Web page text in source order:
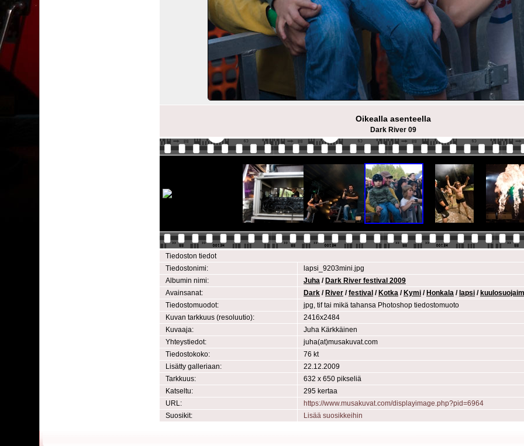
Oikealla asenteella
Dark River 09
Tiedoston tiedot
Tiedostonimi:
lapsi_9203mini.jpg
Albumin nimi:
Juha / Dark River festival 2009
Avainsanat:
Dark / River /festival / Kotka / Kymi / Honkala / lapsi /
Tiedostomuodot:
jpg, tif tai mikä tahansa Photoshop tiedostomuoto
Kuvan tarkkuus (resoluutio):
2416x2484
Kuvaaja:
Juha Kärkkäinen
Yhteystiedot:
juha(at)musakuvat.com
Tiedostokoko:
76 kt
Lisätty galleriaan:
22.12.2009
Tarkkuus:
632 x 650 pikseliä
Katseltu:
295 kertaa
URL:
https://www.musakuvat.com/displayimage.php?pid=6964
Suosikit:
Lisää suosikkeihin